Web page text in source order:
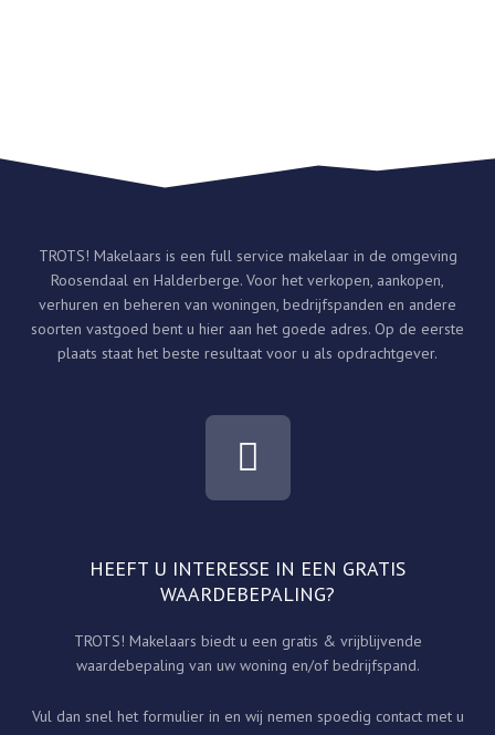
TROTS! Makelaars is een full service makelaar in de omgeving
Roosendaal en Halderberge. Voor het verkopen, aankopen,
verhuren en beheren van woningen, bedrijfspanden en andere
soorten vastgoed bent u hier aan het goede adres. Op de eerste
plaats staat het beste resultaat voor u als opdrachtgever.
F
a
c
e
b
o
o
k
HEEFT U INTERESSE IN EEN GRATIS
WAARDEBEPALING?
TROTS! Makelaars biedt u een gratis & vrijblijvende
waardebepaling van uw woning en/of bedrijfspand.
Vul dan snel het formulier in en wij nemen spoedig contact met u